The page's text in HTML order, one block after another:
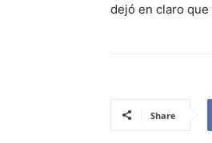
dejó en claro
Share